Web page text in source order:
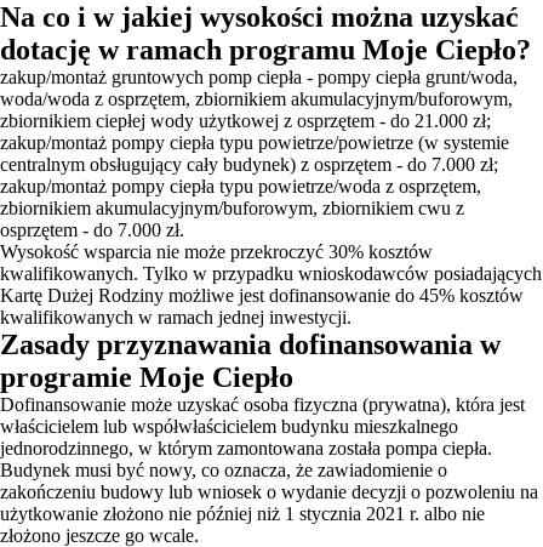
Na co i w jakiej wysokości można uzyskać
dotację w ramach programu Moje Ciepło?
zakup/montaż gruntowych pomp ciepła - pompy ciepła grunt/woda,
woda/woda z osprzętem, zbiornikiem akumulacyjnym/buforowym,
zbiornikiem ciepłej wody użytkowej z osprzętem - do 21.000 zł;
zakup/montaż pompy ciepła typu powietrze/powietrze (w systemie
centralnym obsługujący cały budynek) z osprzętem - do 7.000 zł;
zakup/montaż pompy ciepła typu powietrze/woda z osprzętem,
zbiornikiem akumulacyjnym/buforowym, zbiornikiem cwu z
osprzętem - do 7.000 zł.
Wysokość wsparcia nie może przekroczyć 30% kosztów
kwalifikowanych. Tylko w przypadku wnioskodawców posiadających
Kartę Dużej Rodziny możliwe jest dofinansowanie do 45% kosztów
kwalifikowanych w ramach jednej inwestycji.
Zasady przyznawania dofinansowania w
programie Moje Ciepło
Dofinansowanie może uzyskać osoba fizyczna (prywatna), która jest
właścicielem lub współwłaścicielem budynku mieszkalnego
jednorodzinnego, w którym zamontowana została pompa ciepła.
Budynek musi być nowy, co oznacza, że zawiadomienie o
zakończeniu budowy lub wniosek o wydanie decyzji o pozwoleniu na
użytkowanie złożono nie później niż 1 stycznia 2021 r. albo nie
złożono jeszcze go wcale.